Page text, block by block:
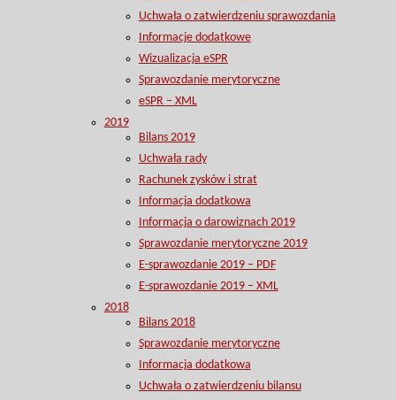
Uchwała o zatwierdzeniu sprawozdania
Informacje dodatkowe
Wizualizacja eSPR
Sprawozdanie merytoryczne
eSPR – XML
2019
Bilans 2019
Uchwała rady
Rachunek zysków i strat
Informacja dodatkowa
Informacja o darowiznach 2019
Sprawozdanie merytoryczne 2019
E-sprawozdanie 2019 – PDF
E-sprawozdanie 2019 – XML
2018
Bilans 2018
Sprawozdanie merytoryczne
Informacja dodatkowa
Uchwała o zatwierdzeniu bilansu